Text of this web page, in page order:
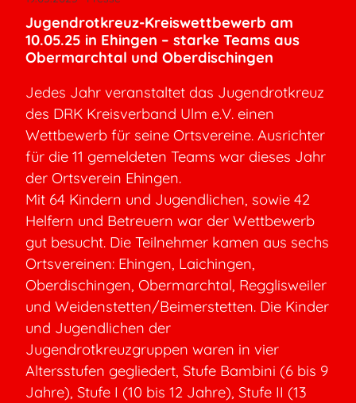
Jugendrotkreuz-Kreiswettbewerb am
10.05.25 in Ehingen – starke Teams aus
Obermarchtal und Oberdischingen
Jedes Jahr veranstaltet das Jugendrotkreuz
des DRK Kreisverband Ulm e.V. einen
Wettbewerb für seine Ortsvereine. Ausrichter
für die 11 gemeldeten Teams war dieses Jahr
der Ortsverein Ehingen.
Mit 64 Kindern und Jugendlichen, sowie 42
Helfern und Betreuern war der Wettbewerb
gut besucht. Die Teilnehmer kamen aus sechs
Ortsvereinen: Ehingen, Laichingen,
Oberdischingen, Obermarchtal, Regglisweiler
und Weidenstetten/Beimerstetten. Die Kinder
und Jugendlichen der
Jugendrotkreuzgruppen waren in vier
Altersstufen gegliedert, Stufe Bambini (6 bis 9
Jahre), Stufe I (10 bis 12 Jahre), Stufe II (13